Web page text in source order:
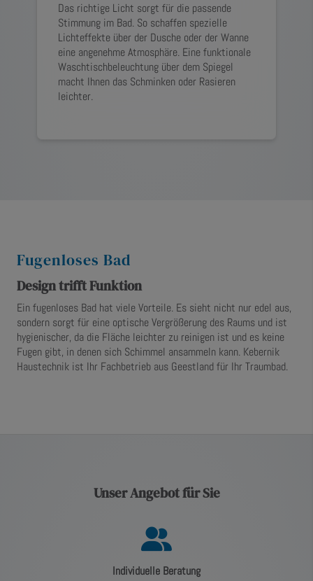
Das richtige Licht sorgt für die passende
Stimmung im Bad. So schaffen spezielle
Lichteffekte über der Dusche oder der Wanne
eine angenehme Atmosphäre. Eine funktionale
Waschtischbeleuchtung über dem Spiegel
macht Ihnen das Schminken oder Rasieren
leichter.
Fugenloses Bad
Design trifft Funktion
Ein fugenloses Bad hat viele Vorteile. Es sieht nicht nur edel aus,
sondern sorgt für eine optische Vergrößerung des Raums und ist
hygienischer, da die Fläche leichter zu reinigen ist und es keine
Fugen gibt, in denen sich Schimmel ansammeln kann. Kebernik
Haustechnik ist Ihr Fachbetrieb aus Geestland für Ihr Traumbad.
Unser Angebot für Sie
Individuelle Beratung